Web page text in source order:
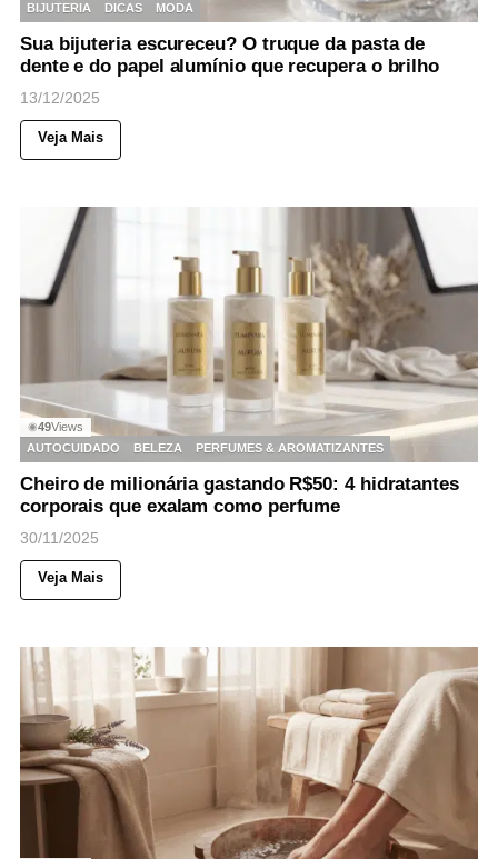
BIJUTERIA
DICAS MODA
Sua bijuteria escureceu? O truque da pasta de
dente e do papel alumínio que recupera o brilho
13/12/2025
Veja Mais
◉49Views
AUTOCUIDADO
BELEZA PERFUMES & AROMATIZANTES
Cheiro de milionária gastando R$50: 4 hidratantes
corporais que exalam como perfume
30/11/2025
Veja Mais